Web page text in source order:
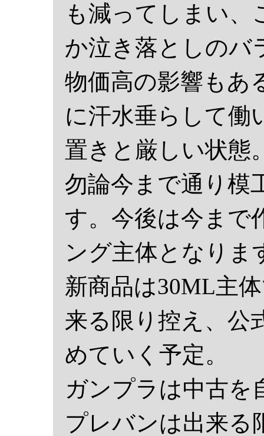
も減ってしまい、
か泣き落としのバ
物価高の影響もあ
に汗水垂らして働
置きと厳しい状態
勿論今まで通り模
す。今後は今まで
ング主体となりま
新商品は30ML主
来る限り控え、公
めていく予定。
ガンプラは中古を
プレバンは出来る